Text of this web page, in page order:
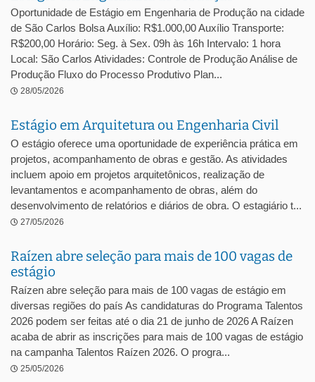
Oportunidade de Estágio em Engenharia de Produção na cidade
de São Carlos Bolsa Auxílio: R$1.000,00 Auxílio Transporte:
R$200,00 Horário: Seg. à Sex. 09h às 16h Intervalo: 1 hora
Local: São Carlos Atividades: Controle de Produção Análise de
Produção Fluxo do Processo Produtivo Plan...
28/05/2026
Estágio em Arquitetura ou Engenharia Civil
O estágio oferece uma oportunidade de experiência prática em
projetos, acompanhamento de obras e gestão. As atividades
incluem apoio em projetos arquitetônicos, realização de
levantamentos e acompanhamento de obras, além do
desenvolvimento de relatórios e diários de obra. O estagiário t...
27/05/2026
Raízen abre seleção para mais de 100 vagas de
estágio
Raízen abre seleção para mais de 100 vagas de estágio em
diversas regiões do país As candidaturas do Programa Talentos
2026 podem ser feitas até o dia 21 de junho de 2026 A Raízen
acaba de abrir as inscrições para mais de 100 vagas de estágio
na campanha Talentos Raízen 2026. O progra...
25/05/2026